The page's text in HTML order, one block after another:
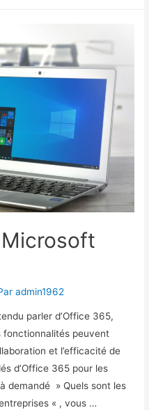
admin1962
parler d’Office 365,
fonctionnalités peuvent
et l’efficacité de
d’Office 365 pour les
demandé » Quels sont les
« , vous …